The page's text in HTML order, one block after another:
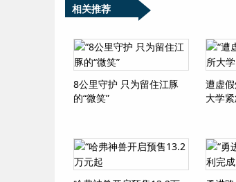
相关推荐
8公里守护 只为留住江豚
的“微笑”
遭虚
大学